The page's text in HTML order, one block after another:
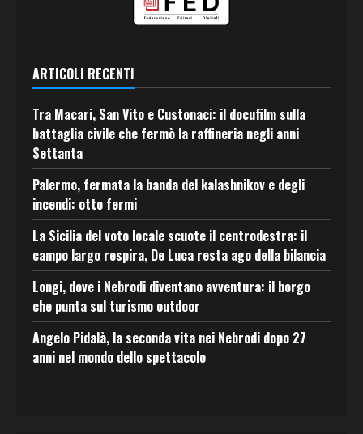
ARTICOLI RECENTI
Tra Macari, San Vito e Custonaci: il docufilm sulla
battaglia civile che fermò la raffineria negli anni
Settanta
Palermo, fermata la banda del kalashnikov e degli
incendi: otto fermi
La Sicilia del voto locale scuote il centrodestra: il
campo largo respira, De Luca resta ago della bilancia
Longi, dove i Nebrodi diventano avventura: il borgo
che punta sul turismo outdoor
Angelo Pidalà, la seconda vita nei Nebrodi dopo 27
anni nel mondo dello spettacolo